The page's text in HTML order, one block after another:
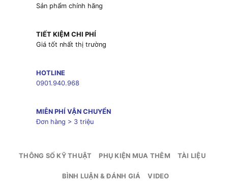
Sản phẩm chính hãng
TIẾT KIỆM CHI PHÍ
Giá tốt nhất thị trường
HOTLINE
0901.940.968
MIỄN PHÍ VẬN CHUYỂN
Đơn hàng > 3 triệu
THÔNG SỐ KỸ THUẬT PHỤ KIỆN MUA THÊM TÀI LIỆU
BÌNH LUẬN & ĐÁNH GIÁ VIDEO